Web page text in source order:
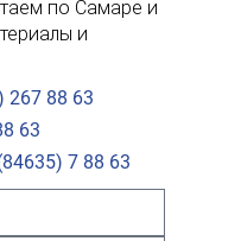
по Самаре и
и
267 88 63
63
7 88 63